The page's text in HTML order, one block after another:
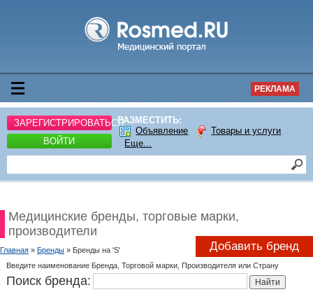
РЕКЛАМА
ЗАРЕГИСТРИРОВАТЬСЯ
ВОЙТИ
РАЗМЕСТИТЬ:
Объявление
Товары и услуги
Еще...
Медицинские бренды, торговые марки,
производители
Главная » Бренды » Бренды на 'S' Добавить бренд
Введите наименование Бренда, Торговой марки, Производителя или Страну
Поиск бренда: